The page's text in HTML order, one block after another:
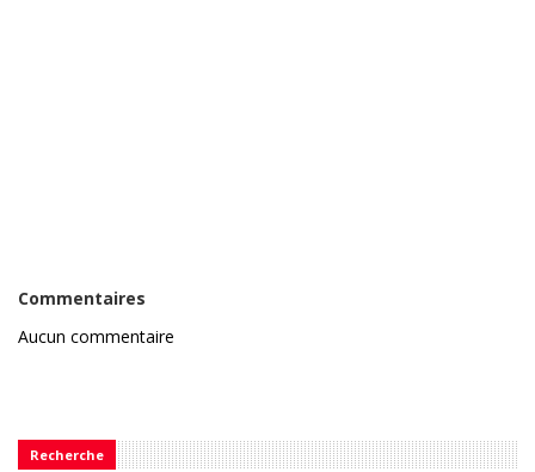
Commentaires
Aucun commentaire
Recherche